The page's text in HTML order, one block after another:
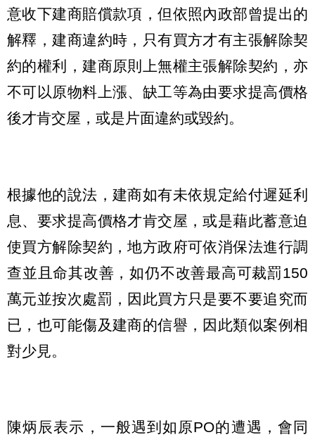
意收下建商賠償款項，但依照內政部曾提出的
解釋，建商違約時，只有買方才有主張解除契
約的權利，建商原則上無權主張解除契約，亦
不可以原物料上漲、缺工等為由要求提高價格
後才肯交屋，或是片面違約或毀約。
根據他的說法，建商如有未依規定給付遲延利
息、要求提高價格才肯交屋，或是藉此蓄意迫
使買方解除契約，地方政府可依消保法進行調
查並且命其改善，如仍不改善最高可裁罰150
萬元並按次處罰，因此買方只是要不要追究而
已，也可能傷及建商的信譽，因此類似案例相
對少見。
陳炳辰表示，一般遇到如原PO的遭遇，會同